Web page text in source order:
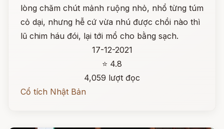
lòng chăm chút mảnh ruộng nhỏ, nhổ từng túm
cỏ dại, nhưng hễ cứ vừa nhú được chồi nào thì
lũ chim háu đói, lại tới mổ cho bằng sạch.
17-12-2021
⭐ 4.8
4,059 lượt đọc
Cổ tích Nhật Bản